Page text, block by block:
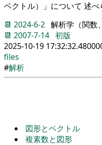
ベクトル）」について 述
📆 2024-6-2 解析学（関数
📆 2007-7-14 初版
2025-10-19
files
#解析
図形とベクトル
複素数と図形